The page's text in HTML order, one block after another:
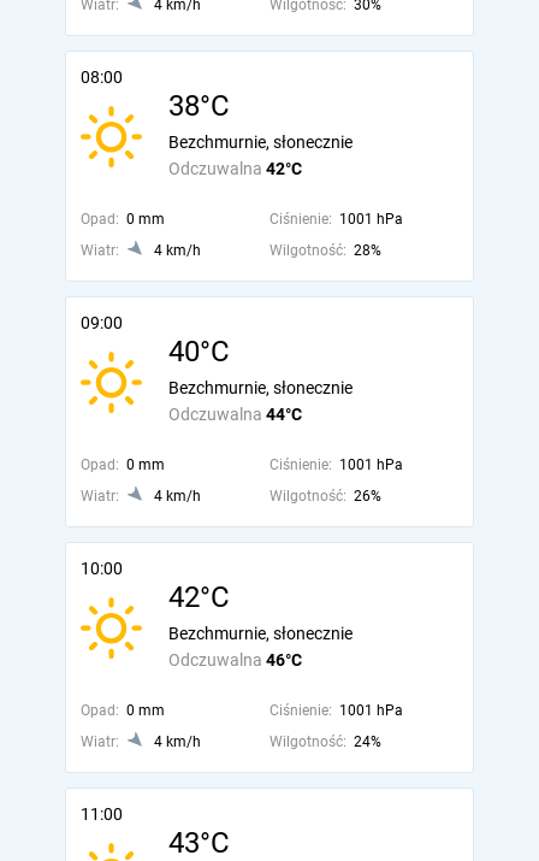
Wiatr: 4 km/h Wilgotność: 30%
08:00
38°C
Odczuwalna 42°C
Bezchmurnie, słonecznie
Opad: 0 mm Ciśnienie: 1001 hPa
Wiatr:
4 km/h Wilgotność: 28%
09:00
40°C
Odczuwalna 44°C
Bezchmurnie, słonecznie
Opad: 0 mm Ciśnienie: 1001 hPa
Wiatr:
4 km/h Wilgotność: 26%
10:00
42°C
Odczuwalna 46°C
Bezchmurnie, słonecznie
Opad: 0 mm Ciśnienie: 1001 hPa
Wiatr:
4 km/h Wilgotność: 24%
11:00
43°C